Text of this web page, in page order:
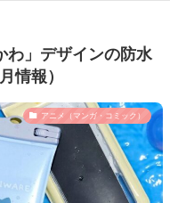
わ」デザインの防水
情報）
アニメ（マンガ・コミック）